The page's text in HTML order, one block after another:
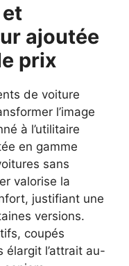
ajoutée
prix
de voiture
l’image
à l’utilitaire
en gamme
sans
valorise la
justifiant une
versions.
coupés
élargit l’attrait au-